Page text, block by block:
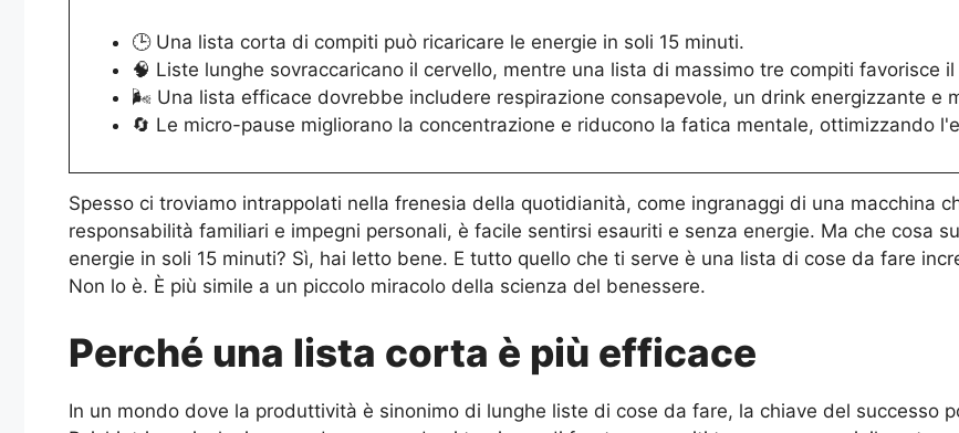
🕒 Una lista corta di compiti può ricaricare le energie in soli 15 minuti.
🧠 Liste lunghe sovraccaricano il cervello, mentre una lista di massimo tre compiti favorisce
🌬️ Una lista efficace dovrebbe includere respirazione consapevole, un drink energizzante e
🔄 Le micro-pause migliorano la concentrazione e riducono la fatica mentale, ottimizzando
Spesso ci troviamo intrappolati nella frenesia della quotidianità, come ingranaggi di una macchina
responsabilità familiari e impegni personali, è facile sentirsi esauriti e senza energie. Ma che cosa
energie in soli 15 minuti? Sì, hai letto bene. E tutto quello che ti serve è una lista di cose da fare
Non lo è. È più simile a un piccolo miracolo della scienza del benessere.
Perché una lista corta è più efficace
In un mondo dove la produttività è sinonimo di lunghe liste di cose da fare, la chiave del successo